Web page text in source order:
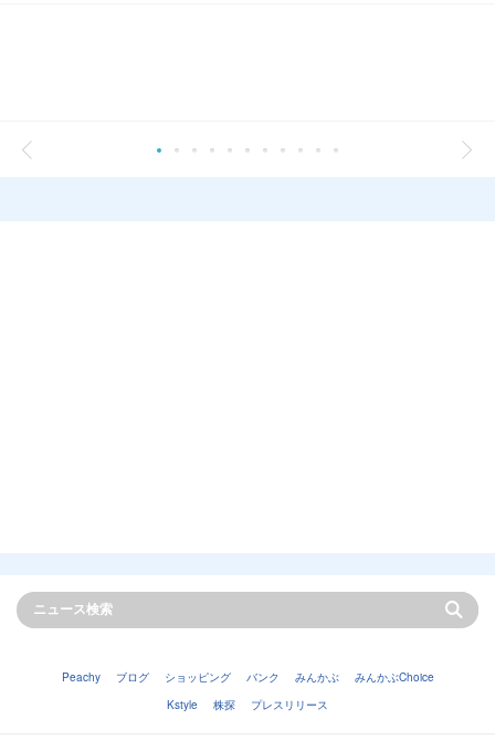
Peachy ブログ ショッピング バンク みんかぶ
みんかぶChoice
Kstyle
株探 プレスリリース